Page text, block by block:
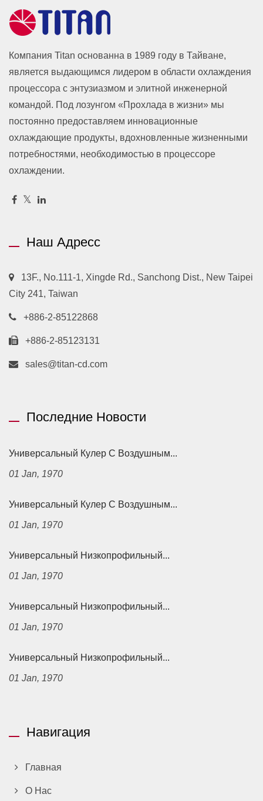
Компания Titan основанна в 1989 году в Тайване,
является выдающимся лидером в области охлаждения
процессора с энтузиазмом и элитной инженерной
командой. Под лозунгом «Прохлада в жизни» мы
постоянно предоставляем инновационные
охлаждающие продукты, вдохновленные жизненными
потребностями, необходимостью в процессоре
охлаждении.
Наш Адресс
13F., No.111-1, Xingde Rd., Sanchong Dist., New Taipei
City 241, Taiwan
+886-2-85122868
+886-2-85123131
sales@titan-cd.com
Последние Новости
Универсальный Кулер С Воздушным...
01 Jan, 1970
Универсальный Кулер С Воздушным...
01 Jan, 1970
Универсальный Низкопрофильный...
01 Jan, 1970
Универсальный Низкопрофильный...
01 Jan, 1970
Универсальный Низкопрофильный...
01 Jan, 1970
Навигация
Главная
О Нас